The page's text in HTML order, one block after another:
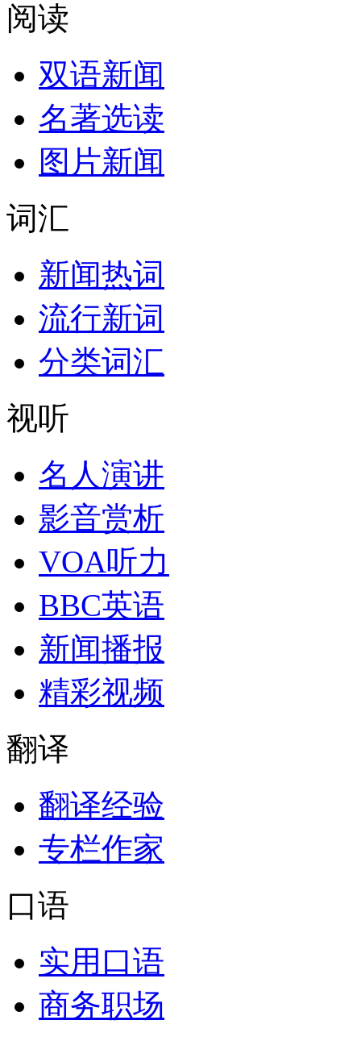
阅读
双语新闻
名著选读
图片新闻
词汇
新闻热词
流行新词
分类词汇
视听
名人演讲
影音赏析
VOA听力
BBC英语
新闻播报
精彩视频
翻译
翻译经验
专栏作家
口语
实用口语
商务职场